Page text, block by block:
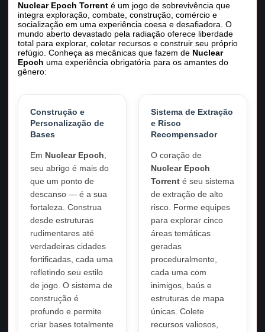
Nuclear Epoch Torrent é um jogo de sobrevivência que
integra exploração, combate, construção, comércio e
socialização em uma experiência coesa e desafiadora. O
mundo aberto devastado pela radiação oferece liberdade
total para explorar, coletar recursos e construir seu próprio
refúgio. Conheça as mecânicas que fazem de Nuclear
Epoch uma experiência obrigatória para os amantes do
gênero:
Construção e
Personalização de
Bases
Em Nuclear Epoch
seu abrigo é mais do
que um ponto de
descanso — é a sua
fortaleza. Construa
desde estruturas
rudimentares até
verdadeiras cidades
fortificadas, cada uma
refletindo seu estilo
de jogo. O sistema de
construção é
profundo e permite
criar bases totalmente
Sistema de Extração
e Risco
Recompensador
O coração de
Nuclear Epoch
Torrenté seu sistema
de extração de alto
risco. Forme equipes
para explorar cinco
áreas temáticas
geradas
proceduralmente,
cada uma com
inimigos, baús e
estruturas de mapa
únicas. Colete
recursos valiosos,